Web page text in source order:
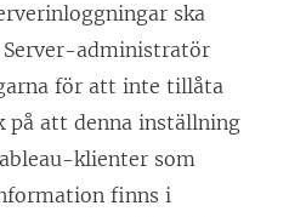
ska
Server-administratör
för att inte tillåta
på att denna inställning
klienter som
finns i